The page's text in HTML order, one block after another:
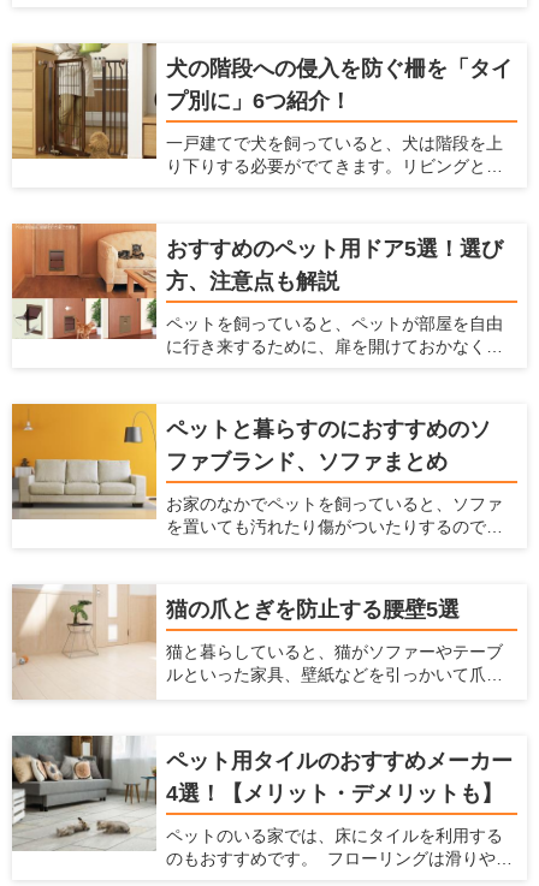
グッズを紹介します。
からです。もし犬を飼っているなら、"犬用の
ステップを準備するのがおすすめ。 ここで
は、犬と飼い主のための住宅情報を提供して
いる愛犬家住宅が、犬用のステップの重要性
やその使い方を解説するとともに、おすすめ
のステップを紹介しようと思います。
犬の階段への侵入を防ぐ柵を「タイ
プ別に」6つ紹介！
一戸建てで犬を飼っていると、犬は階段を上
り下りする必要がでてきます。リビングとは
ならないのです。 しかし、この階段の上り下
りは、犬にとって大きな危険をはらんでいま
す。早く対策をしておかないと、犬の体に大
きなダメージを与えることになってしまいま
す。 ここでは、犬が階段に入るのを防ぐ柵
と、階段が犬に及ぼすダメージやリスクを解
おすすめのペット用ドア5選！選び
方、注意点も解説
ペットを飼っていると、ペットが部屋を自由
に行き来するために、扉を開けておかなくて
トイレをおいている時には、部屋に臭いが
入ってきてしまいます。 かといって閉めてお
いても、ペットが移動したいという時に毎回
開け閉めしなくてはならず、面倒ですよね。
そんなときには、ペット用ドアを設置するの
がおすすめです。 ペット用ドアとは、通常の
ペットがお部屋を自由に行き来ができるの
で、とても便利です。 ここでは、おすすめ商
品を紹介するとともに、ペット用ドアの知ら
れざるメリット、ペット用ドアの種類を紹介
します。
ペットと暮らすのにおすすめのソ
ファブランド、ソファまとめ
お家のなかでペットを飼っていると、ソファ
を置いても汚れたり傷がついたりするのでソ
ますし便利です。もしペットを飼っている方
がソファを購入するなら、ソファもペットに
合わせて選ぶ必要があります。 ここでは、
ペットと快適に使えるソファの選び方、お手
入れ方法、おすすめのソファブランドをご紹
猫の爪とぎを防止する腰壁5選
猫と暮らしていると、猫がソファーやテーブ
ルといった家具、壁紙などを引っかいて爪と
の爪とぎを防止する方法や爪とぎ防止に役立
つ腰壁をご紹介します。愛猫の爪とぎ対策を
立てるときの参考にしてみてください。
ペット用タイルのおすすめメーカー
4選！【メリット・デメリットも】
ペットのいる家では、床にタイルを利用する
のもおすすめです。 フローリングは滑りやす